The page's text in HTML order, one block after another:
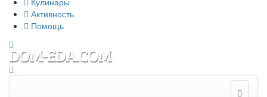
Активность
Помощь